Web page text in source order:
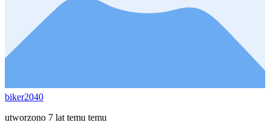
biker2040
utworzono 7 lat temu temu